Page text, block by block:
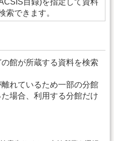
索できます。
館が所蔵する資料を検索
れているため一部の分館
場合、利用する分館だけ